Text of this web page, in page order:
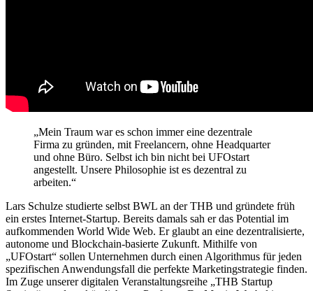
„Mein Traum war es schon immer eine dezentrale
Firma zu gründen, mit Freelancern, ohne Headquarter
und ohne Büro. Selbst ich bin nicht bei UFOstart
angestellt. Unsere Philosophie ist es dezentral zu
arbeiten.“
Lars Schulze studierte selbst BWL an der THB und gründete früh
ein erstes Internet-Startup. Bereits damals sah er das Potential im
aufkommenden World Wide Web. Er glaubt an eine dezentralisierte,
autonome und Blockchain-basierte Zukunft. Mithilfe von
„UFOstart“ sollen Unternehmen durch einen Algorithmus für jeden
spezifischen Anwendungsfall die perfekte Marketingstrategie finden.
Im Zuge unserer digitalen Veranstaltungsreihe „THB Startup